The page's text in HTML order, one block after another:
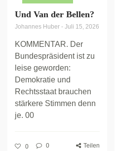
Und Van der Bellen?
Johannes Huber - Juli 15, 2026
KOMMENTAR. Der
Bundespräsident ist zu
leise geworden:
Demokratie und
Rechtsstaat brauchen
stärkere Stimmen denn
je. 00
0 0 Teilen